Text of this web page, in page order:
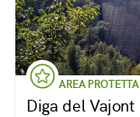
AREA PROTETTA
Diga del Vajont